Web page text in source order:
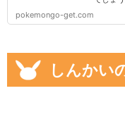
pokemongo-get.com
しんかい